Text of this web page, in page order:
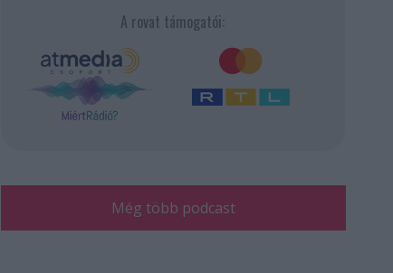
A rovat támogatói:
Még több podcast